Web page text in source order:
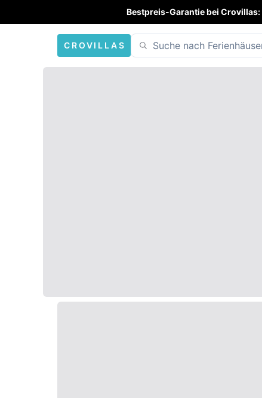
Bestpreis-Garantie bei Crovillas:
CROVILLAS